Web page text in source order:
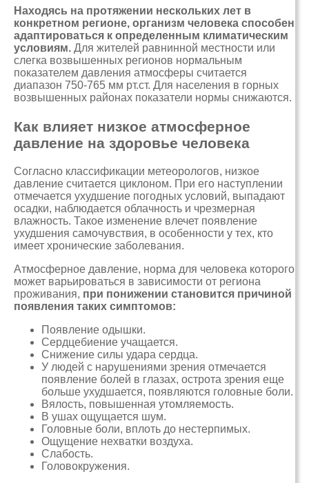
Находясь на протяжении нескольких лет в
конкретном регионе, организм человека способен
адаптироваться к определенным климатическим
условиям. Для жителей равнинной местности или
слегка возвышенных регионов нормальным
показателем давления атмосферы считается
диапазон 750-765 мм рт.ст. Для населения в горных
возвышенных районах показатели нормы снижаются.
Как влияет низкое атмосферное
давление на здоровье человека
Согласно классификации метеорологов, низкое
давление считается циклоном. При его наступлении
отмечается ухудшение погодных условий, выпадают
осадки, наблюдается облачность и чрезмерная
влажность. Такое изменение влечет появление
ухудшения самочувствия, в особенности у тех, кто
имеет хронические заболевания.
Атмосферное давление, норма для человека которого
может варьироваться в зависимости от региона
проживания, при понижении становится причиной
появления таких симптомов:
Появление одышки.
Сердцебиение учащается.
Снижение силы удара сердца.
У людей с нарушениями зрения отмечается
появление болей в глазах, острота зрения еще
больше ухудшается, появляются головные боли.
Вялость, повышенная утомляемость.
В ушах ощущается шум.
Головные боли, вплоть до нестерпимых.
Ощущение нехватки воздуха.
Слабость.
Головокружения.